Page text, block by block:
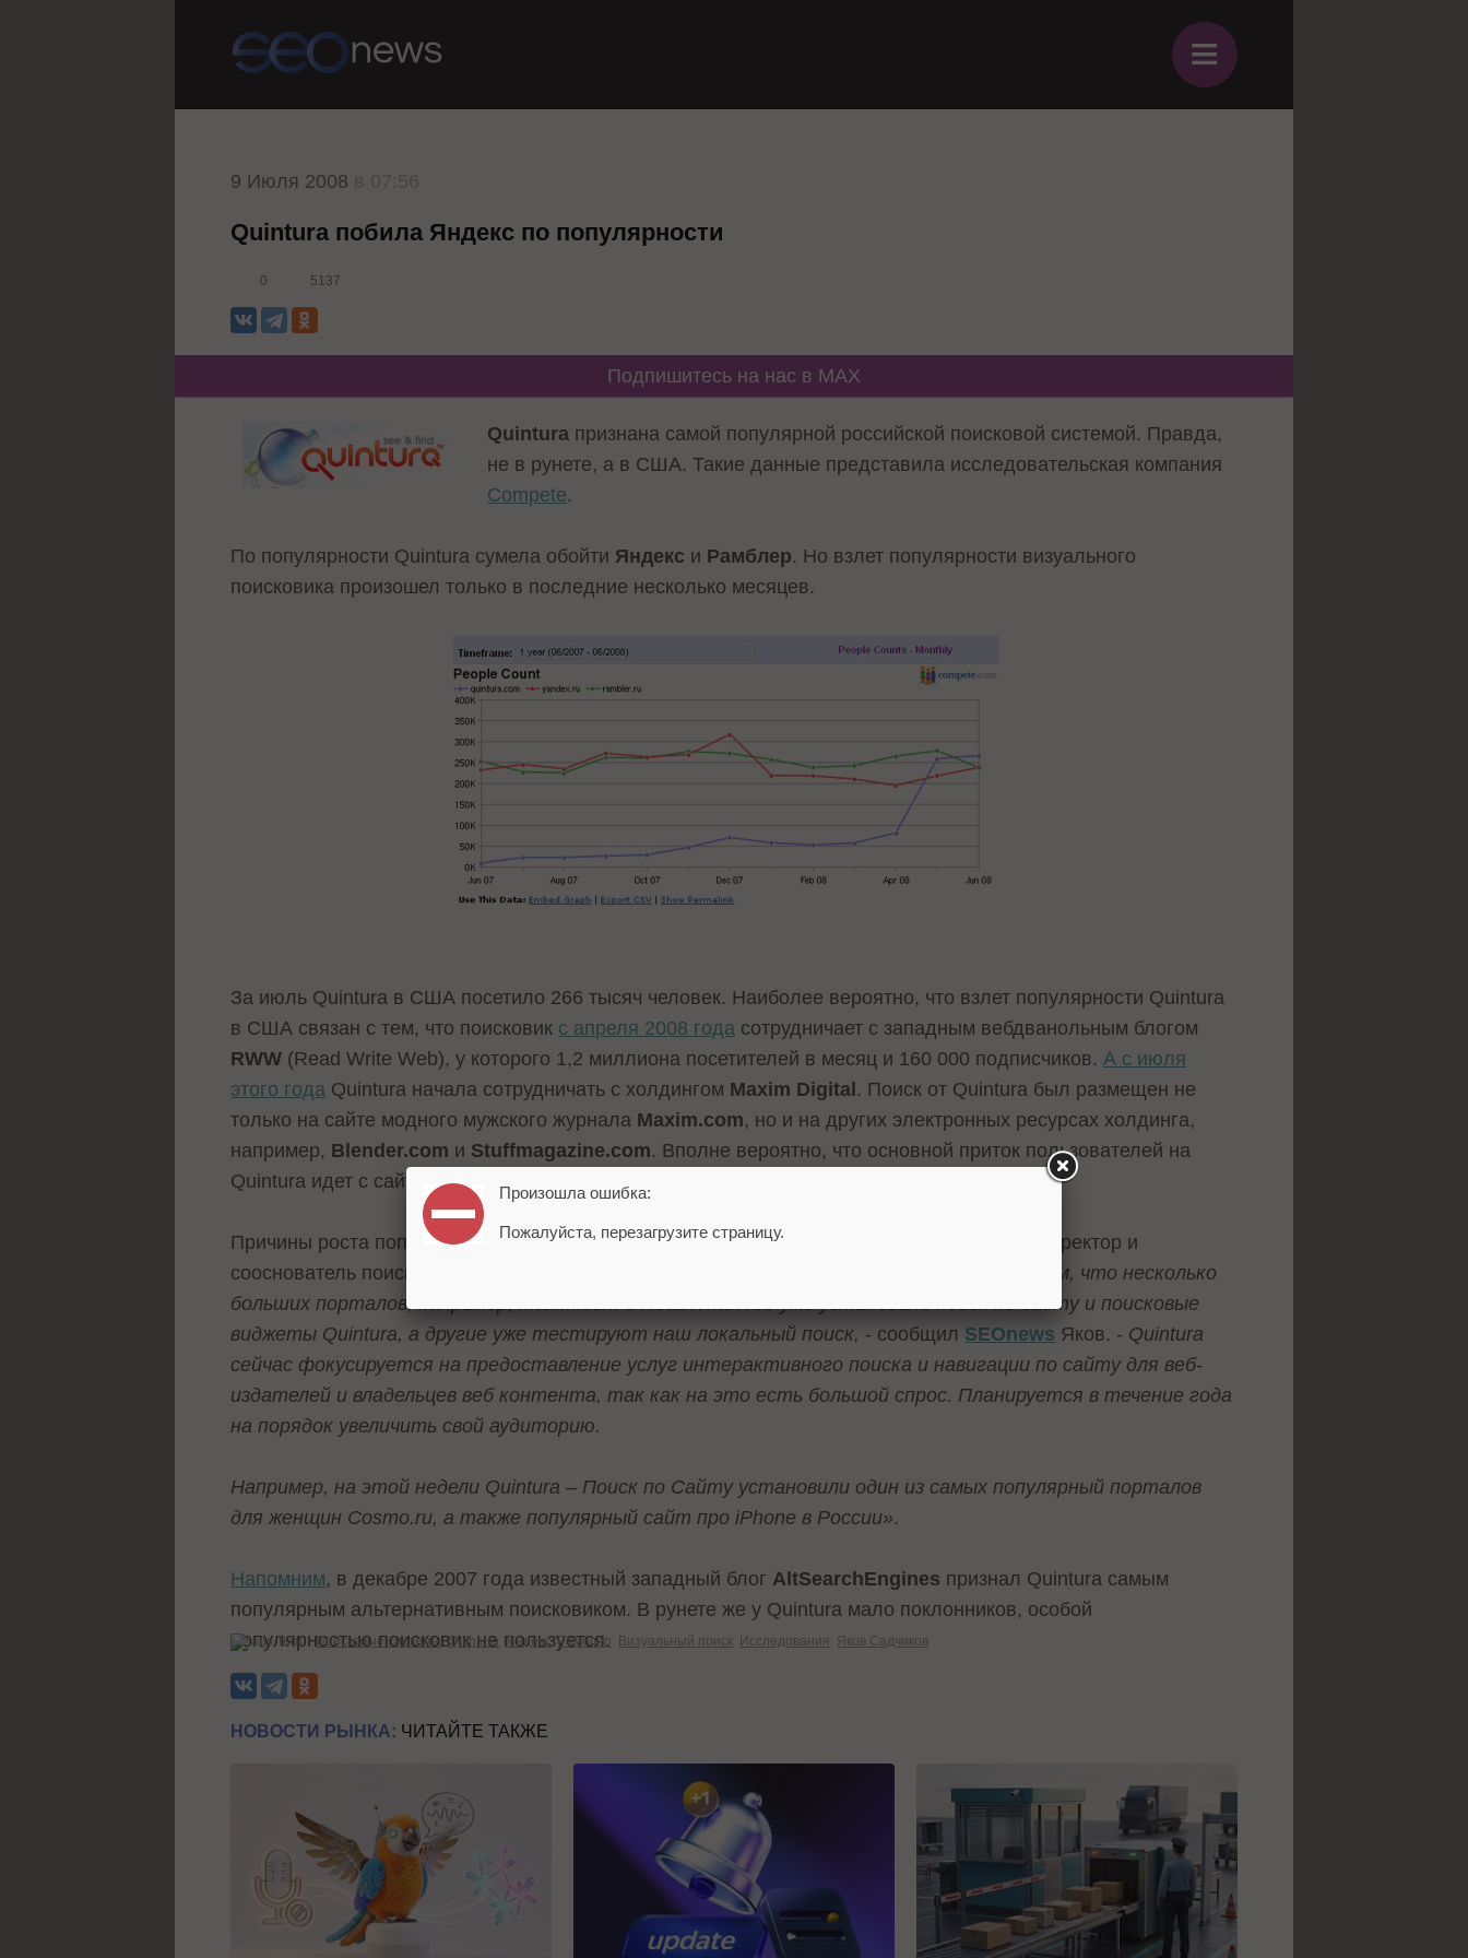
≡
9 Июля 2008
Quintura побила Яндекс по популярности
0 5137
Подпишитесь на нас в MAX
Quintura признана самой популярной российской поисковой системой. Правда,
не в рунете, а в США. Такие данные представила исследовательская компания
Compete.
По популярности Quintura сумела обойти Яндекс и Рамблер. Но взлет популярности визуального
поисковика произошел только в последние несколько месяцев.
За июль Quintura в США посетило 266 тысяч человек. Наиболее вероятно, что взлет популярности Quintura
в США связан с тем, что поисковик с апреля 2008 года сотрудничает с западным вебдванольным блогом
RWW (Read Write Web), у которого 1,2 миллиона посетителей в месяц и 160 000 подписчиков. А с июля
этого года Quintura начала сотрудничать с холдингом Maxim Digital. Поиск от Quintura был размещен не
только на сайте модного мужского журнала Maxim.com, но и на других электронных ресурсах холдинга,
например, Blender.com и Stuffmagazine.com. Вполне вероятно, что основной приток пользователей на
Quintura идет с сайтов, сотрудничающих с поисковой системой.
Причины роста популярности Quintura подтвердил иЯков Садчиков
, исполнительный директор и
сооснователь поисковой системы.
«Рост аудитории и популярности в США связан с тем, что несколько
больших порталов, например, Maxim.com и ReadWriteWeb уже установили поиск по сайту и поисковые
виджеты Quintura, а другие уже тестируют наш локальный поиск, - сообщил SEOnews Яков. - Quintura
сейчас фокусируется на предоставление услуг интерактивного поиска и навигации по сайту для веб-
издателей и владельцев веб контента, так как на это есть большой спрос. Планируется в течение года
на порядок увеличить свой аудиторию.
Например, на этой недели Quintura – Поиск по Сайту установили один из самых популярный порталов
для женщин Cosmo.ru, а также популярный сайт про iPhone в России».
Напомним, в декабре 2007 года известный западный блог AltSearchEngines признал Quintura самым
популярным альтернативным поисковиком. В рунете же у Quintura мало поклонников, особой
популярностью поисковик не пользуется.
Теги: Поисковые системы Quintura Яндекс Рамблер Визуальный поиск Исследования Яков Садчиков
НОВОСТИ РЫНКА: ЧИТАЙТЕ ТАКЖЕ
Произошла ошибка:
Пожалуйста, перезагрузите страницу.